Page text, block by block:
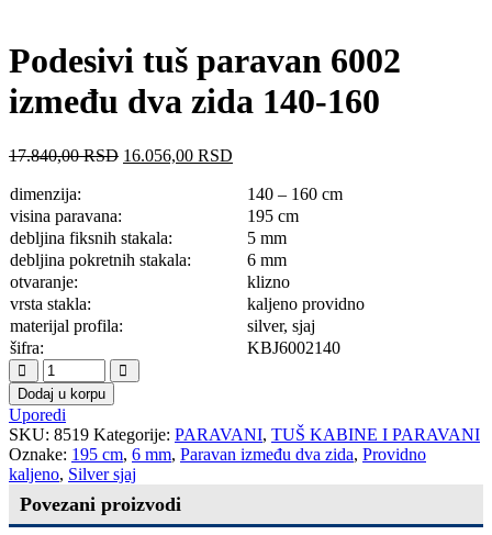
Podesivi tuš paravan 6002
između dva zida 140-160
17.840,00RSD 16.056,00 RSD
dimenzija:
140 – 160 cm
visina paravana:
195 cm
debljina fiksnih stakala:
5 mm
debljina pokretnih stakala:
6 mm
otvaranje:
klizno
vrsta stakla:
kaljeno providno
materijal profila:
silver, sjaj
šifra:
KBJ6002140
Dodaj u korpu
Uporedi
SKU: 8519 Kategorije: PARAVANI, TUŠ KABINE I PARAVANI
Oznake: 195 cm, 6 mm, Paravan između dva zida, Providno
kaljeno, Silver sjaj
Povezani proizvodi